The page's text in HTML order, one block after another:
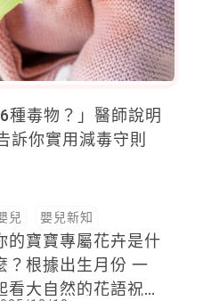
種毒物？」醫師說明
訴你實用減毒守則
兒 嬰兒新知
的寶寶專屬花卉是什
？根據出生月份 一
看大自然的花語祝